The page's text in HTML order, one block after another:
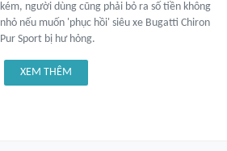
kém, người dùng cũng phải bỏ ra số tiền không
nhỏ nếu muốn 'phục hồi' siêu xe Bugatti Chiron
Pur Sport bị hư hỏng.
XEM THÊM